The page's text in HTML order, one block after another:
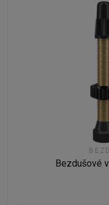
Bezdušové